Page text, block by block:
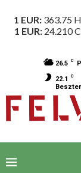
1 EUR: 363.75
1 EUR: 24.210
26.5 C
22.1 C